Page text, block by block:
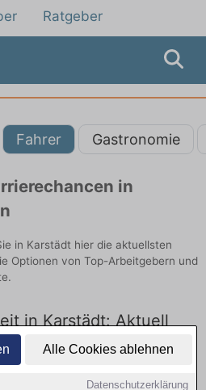
Alle Cookies ablehnen
Datenschutzerklärung
Ratgeber
Fahrer Gastronomie
in
in Karstädt hier die aktuellsten
Optionen von Top-Arbeitgebern und
in Karstädt: Aktuell
für Fahrer in